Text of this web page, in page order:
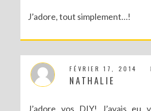
J’adore, tout simplement…!
FÉVRIER 17, 2014
NATHALIE
J’adore vos DIY! J’avais eu